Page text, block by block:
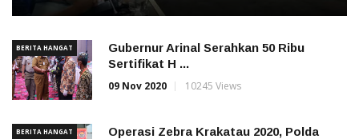
BERITA HANGAT
Gubernur Arinal Serahkan 50 Ribu
Sertifikat H ...
09 Nov 2020
10245 Views
BERITA HANGAT
Operasi Zebra Krakatau 2020, Polda